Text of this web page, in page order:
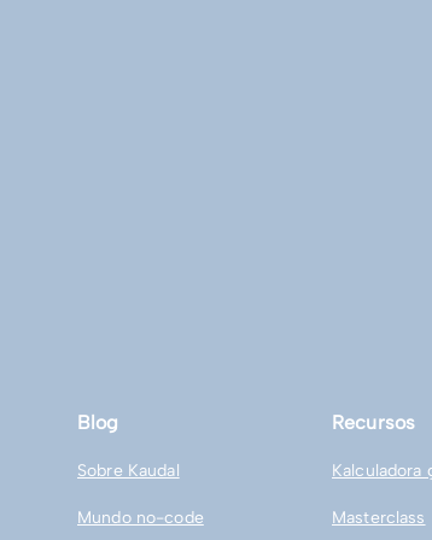
Blog
Sobre Kaudal
Mundo no-code
Recursos
Kalculadora
Masterclass